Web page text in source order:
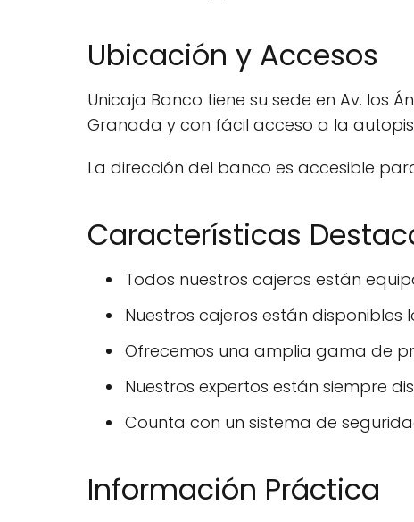
Ubicación y Accesos
Unicaja Banco tiene su sede en Av. los
Granada y con fácil acceso a la
La dirección del banco es accesible
Características
Todos nuestros cajeros están
Nuestros cajeros están disponibles
Ofrecemos una amplia gama de
Nuestros expertos están siempre
Counta con un sistema de
Información Práctica